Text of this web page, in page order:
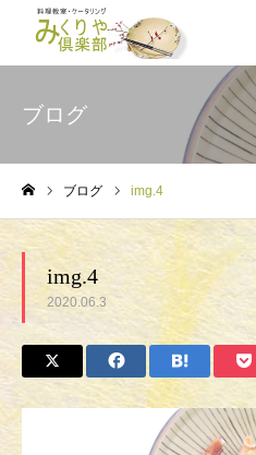
ブログ
ブログ img.4
img.4
2020.06.3